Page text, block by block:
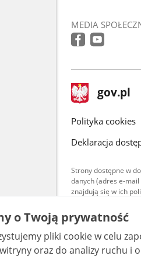
MEDIA
stopka
gov.pl Strona
gov.pl
gov.pl
Polityka cookies
Deklaracja
Strony dostępne w
danych (adres e-
znajdują się w ich
Treści
są
bez
o Twoją prywatność
pliki cookie w celu
oraz do analizy ruchu i